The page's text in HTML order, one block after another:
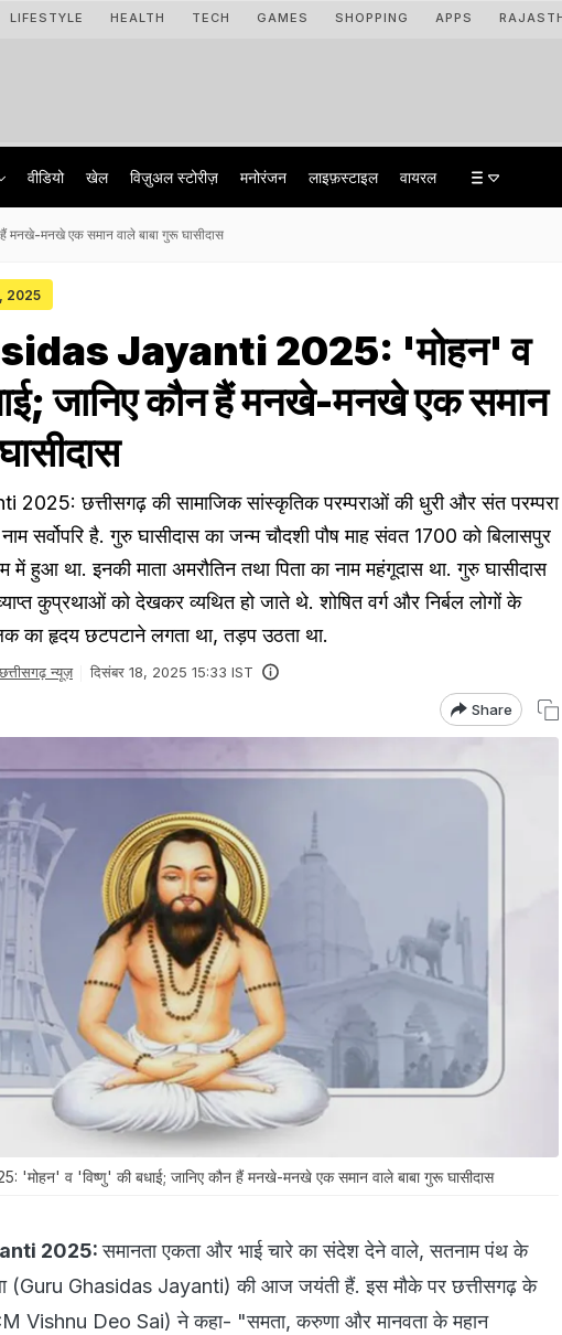
LIFESTYLE HEALTH TECH GAMES SHOPPING APPS
वीडियो खेल विज़ुअल स्टोरीज़ मनोरंजन लाइफ़स्टाइल वायरल
मनखे एक समान वाले बाबा गुरू घासीदास
2025
Jayanti 2025: 'मोहन' व
जानिए कौन हैं मनखे-मनखे एक समान
छत्तीसगढ़ की सामाजिक सांस्कृतिक परम्पराओं की धुरी और संत परम्परा
सर्वोपरि है. गुरु घासीदास का जन्म चौदशी पौष माह संवत 1700 को बिलासपुर
में हुआ था. इनकी माता अमरौतिन तथा पिता का नाम महंगूदास था. गुरु घासीदास
कुप्रथाओं को देखकर व्यथित हो जाते थे. शोषित वर्ग और निर्बल लोगों के
का हृदय छटपटाने लगता था, तड़प उठता था.
छत्तीसगढ़ न्यूज़ दिसंबर 18, 2025 15:33 IST
Share
व 'विष्णु' की बधाई; जानिए कौन हैं मनखे-मनखे एक समान वाले बाबा गुरू घासीदास
2025:समानता एकता और भाई चारे का संदेश देने वाले, सतनाम पंथ के
(Guru Ghasidas Jayanti) की आज जयंती हैं. इस मौके पर छत्तीसगढ़ के
Vishnu Deo Sai) ने कहा- "समता, करुणा और मानवता के महान